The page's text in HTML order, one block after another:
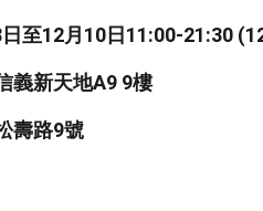
至12月10日11:00-21:30
義新天地A9 9樓
壽路9號